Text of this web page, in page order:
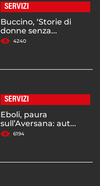
SERVIZI
Buccino, ‘Storie di
donne senza...
4240
SERVIZI
Eboli, paura
sull’Aversana: aut...
6194